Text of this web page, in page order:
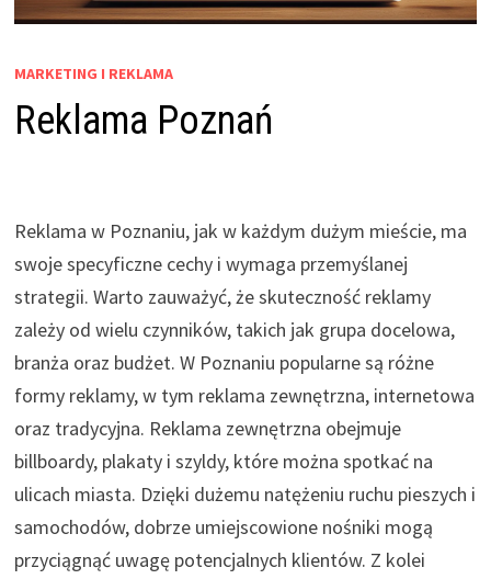
MARKETING I REKLAMA
Reklama Poznań
Reklama w Poznaniu, jak w każdym dużym mieście, ma
swoje specyficzne cechy i wymaga przemyślanej
strategii. Warto zauważyć, że skuteczność reklamy
zależy od wielu czynników, takich jak grupa docelowa,
branża oraz budżet. W Poznaniu popularne są różne
formy reklamy, w tym reklama zewnętrzna, internetowa
oraz tradycyjna. Reklama zewnętrzna obejmuje
billboardy, plakaty i szyldy, które można spotkać na
ulicach miasta. Dzięki dużemu natężeniu ruchu pieszych i
samochodów, dobrze umiejscowione nośniki mogą
przyciągnąć uwagę potencjalnych klientów. Z kolei